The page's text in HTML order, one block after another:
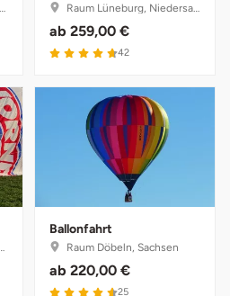
Raum Lüneburg, Niedersachsen
ab 259,00 €
42
Ballonfahrt
Raum Döbeln, Sachsen
ab 220,00 €
25